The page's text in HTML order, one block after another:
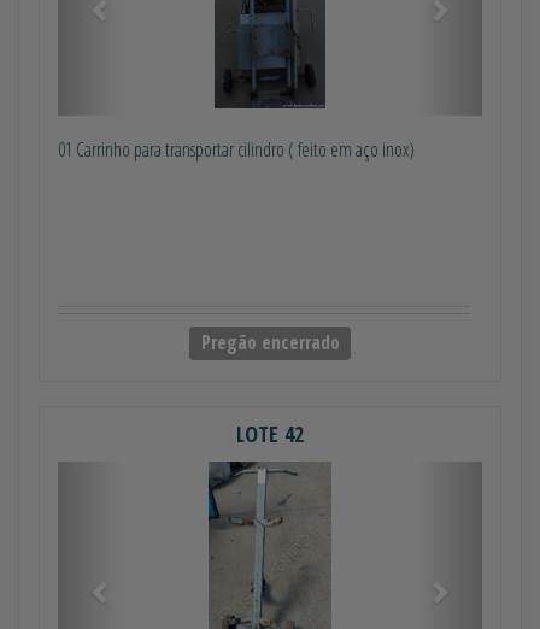
01 Carrinho para transportar cilindro ( feito em aço inox)
Pregão encerrado
LOTE 42